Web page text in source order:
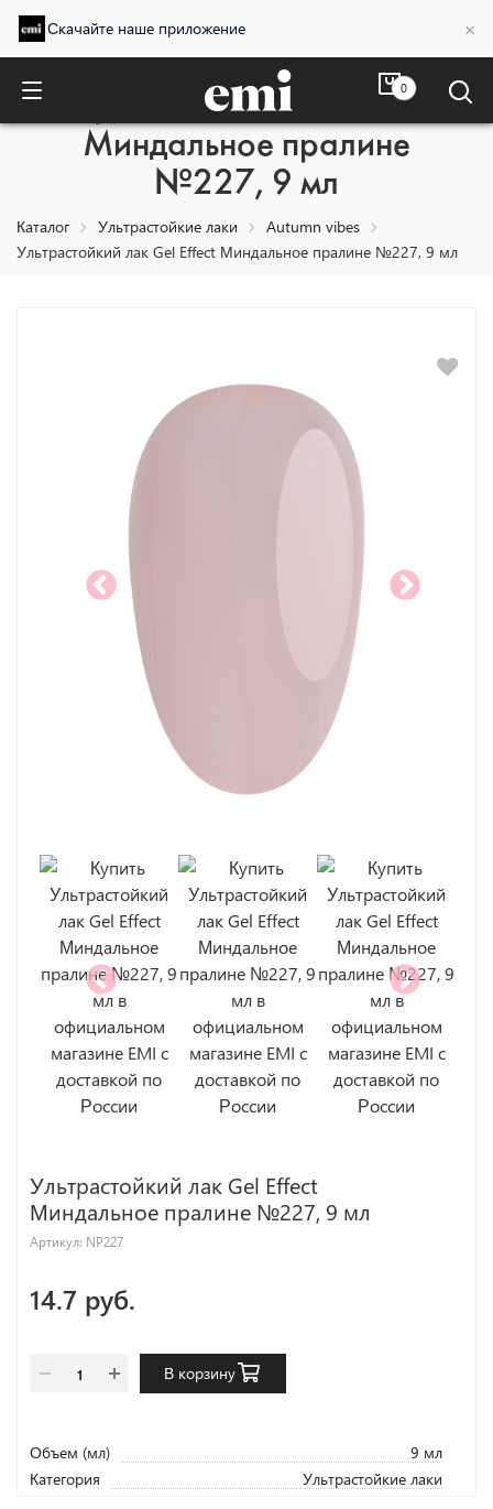
Скачайте наше приложение ×
0
Ультрастойкий лак Gel Effect
Миндальное пралине
№227, 9 мл
Каталог Ультрастойкие лаки
Autumn vibes
Ультрастойкий лак Gel Effect Миндальное пралине №227, 9 мл
Ультрастойкий лак Gel Effect
Миндальное пралине №227, 9 мл
Артикул: NP227
14.7 руб.
В корзину
Объем (мл)
9 мл
Категория
Ультрастойкие лаки